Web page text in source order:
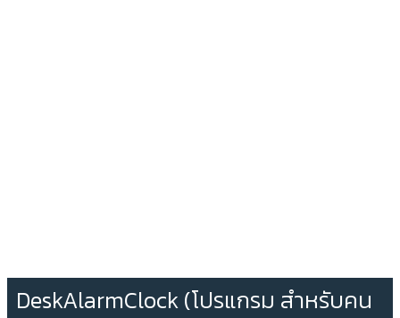
DeskAlarmClock (โปรแกรม สำหรับคน